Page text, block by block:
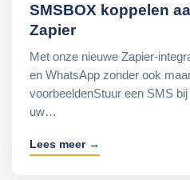
SMSBOX koppelen
Zapier
Met onze nieuwe Zapier-
en WhatsApp zonder ook
voorbeeldenStuur een SMS
uw…
Lees meer →